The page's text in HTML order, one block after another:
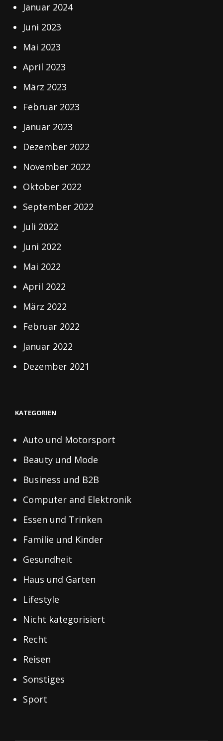
Januar 2024
Juni 2023
Mai 2023
April 2023
März 2023
Februar 2023
Januar 2023
Dezember 2022
November 2022
Oktober 2022
September 2022
Juli 2022
Juni 2022
Mai 2022
April 2022
März 2022
Februar 2022
Januar 2022
Dezember 2021
KATEGORIEN
Auto und Motorsport
Beauty und Mode
Business und B2B
Computer and Elektronik
Essen und Trinken
Familie und Kinder
Gesundheit
Haus und Garten
Lifestyle
Nicht kategorisiert
Recht
Reisen
Sonstiges
Sport